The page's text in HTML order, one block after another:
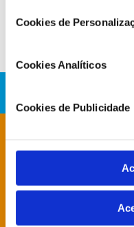
Cookies de
Cookies Analíticos
Cookies de Publicidade
No
Está à procura